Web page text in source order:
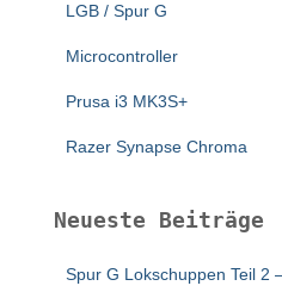
LGB / Spur G
Microcontroller
Prusa i3 MK3S+
Razer Synapse Chroma
Neueste Beiträge
Spur G Lokschuppen Teil 2